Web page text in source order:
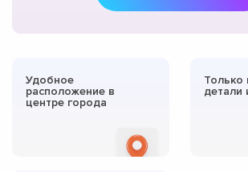
Удобное
расположение в
центре города
Только
детали